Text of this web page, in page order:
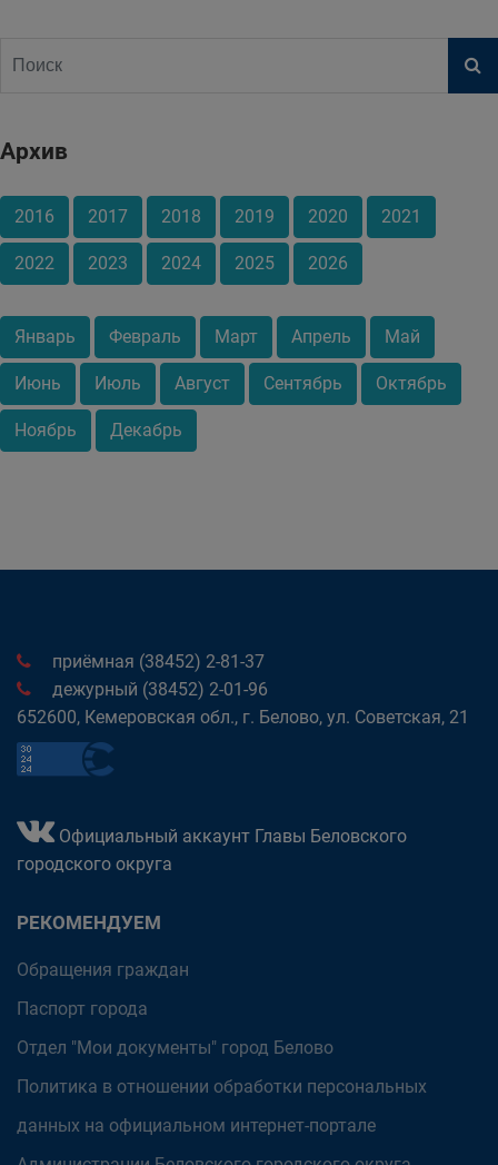
Архив
2016 2017 2018 2019 2020 2021
2022 2023 2024 2025 2026
Январь Февраль Март Апрель Май
Июнь Июль Август Сентябрь Октябрь
Ноябрь Декабрь
приёмная (38452) 2-81-37
дежурный (38452) 2-01-96
652600, Кемеровская обл., г. Белово, ул. Советская, 21
Официальный аккаунт Главы Беловского
городского округа
РЕКОМЕНДУЕМ
Обращения граждан
Паспорт города
Отдел "Мои документы" город Белово
Политика в отношении обработки персональных
данных на официальном интернет-портале